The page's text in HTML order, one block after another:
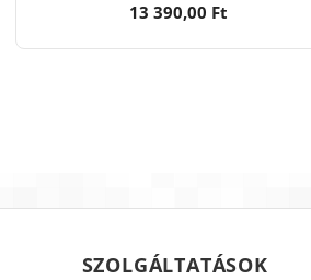
13 390,00 Ft
SZOLGÁLTATÁSOK